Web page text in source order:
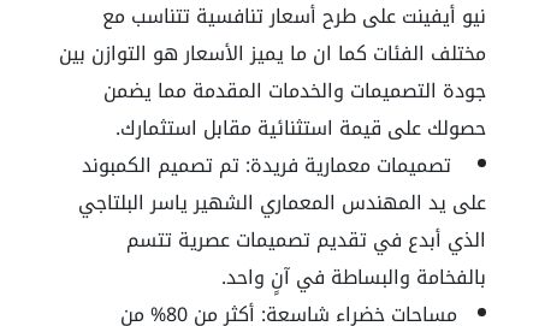
نيو أيفينت على طرح أسعار تنافسية تتناسب مع
مختلف الفئات كما ان ما يميز الأسعار هو التوازن بين
جودة التصميمات والخدمات المقدمة مما يضمن
حصولك على قيمة استثنائية مقابل استثمارك.
تصميمات معمارية فريدة:تم تصميم الكمبوند
على يد المهندس المعماري الشهير ياسر البلتاجي
الذي أبدع في تقديم تصميمات عصرية تتسم
بالفخامة والبساطة في آنٍ واحد.
مساحات خضراء شاسعة: أكثر من80%
من